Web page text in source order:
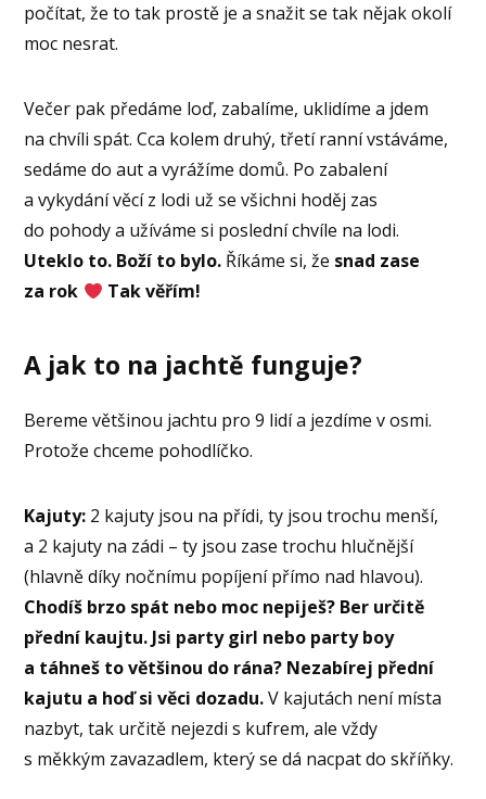
počítat, že to tak prostě je a snažit se tak nějak okolí
moc nesrat.
Večer pak předáme loď, zabalíme, uklidíme a jdem
na chvíli spát. Cca kolem druhý, třetí ranní vstáváme,
sedáme do aut a vyrážíme domů. Po zabalení
a vykydání věcí z lodi už se všichni hoděj zas
do pohody a užíváme si poslední chvíle na lodi.
Uteklo to. Boží to bylo. Říkáme si, že snad zase
za rok
Tak věřím!
A jak to na jachtě funguje?
Bereme většinou jachtu pro 9 lidí a jezdíme v osmi.
Protože chceme pohodlíčko.
Kajuty: 2 kajuty jsou na přídi, ty jsou trochu menší,
a 2 kajuty na zádi – ty jsou zase trochu hlučnější
(hlavně díky nočnímu popíjení přímo nad hlavou).
Chodíš brzo spát nebo moc nepiješ? Ber určitě
přední kaujtu. Jsi party girl nebo party boy
a táhneš to většinou do rána? Nezabírej přední
kajutu a hoď si věci dozadu.V kajutách není místa
nazbyt, tak určitě nejezdi s kufrem, ale vždy
s měkkým zavazadlem, který se dá nacpat do skříňky.